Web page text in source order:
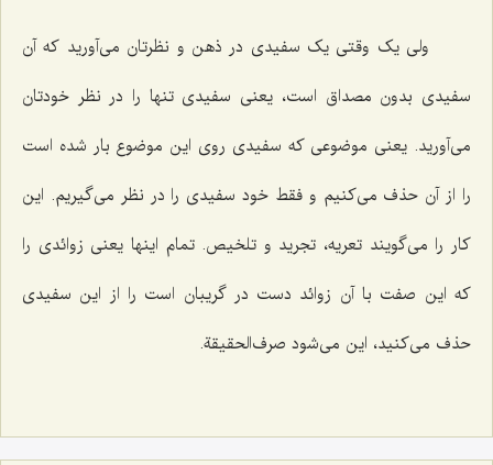
ولی یک وقتی یک سفیدی در ذهن و نظرتان می‌آورید که آن
سفیدی بدون مصداق است، یعنی سفیدی تنها را در نظر خودتان
می‌آورید. یعنی موضوعی که سفیدی روی این موضوع بار شده است
را از آن حذف می‌کنیم و فقط خود سفیدی را در نظر می‌گیریم. این
کار را می‌گویند تعریه، تجرید و تلخیص. تمام اینها یعنی زوائدی را
که این صفت با آن زوائد دست در گریبان است را از این سفیدی
حذف می‌کنید، این می‌شود صرف‌الحقیقة.